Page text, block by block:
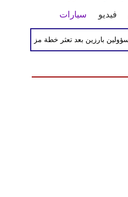
فيديو سيارات
بعد تعثر خطة مزعومة لتغيير